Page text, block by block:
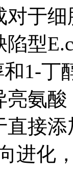
于
型
1-丁
氨
接
进化